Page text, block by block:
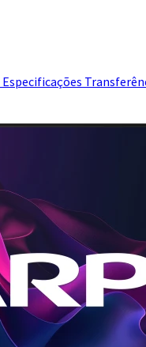
Especificações